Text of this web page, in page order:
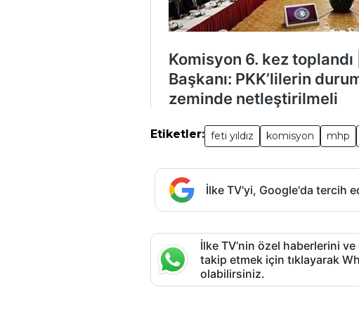
Etiketler: feti yıldız komisyon mhp
İlke TV'yi, Google'da tercih
İlke TV’nin özel haberlerini
takip etmek için tıklayarak
olabilirsiniz.